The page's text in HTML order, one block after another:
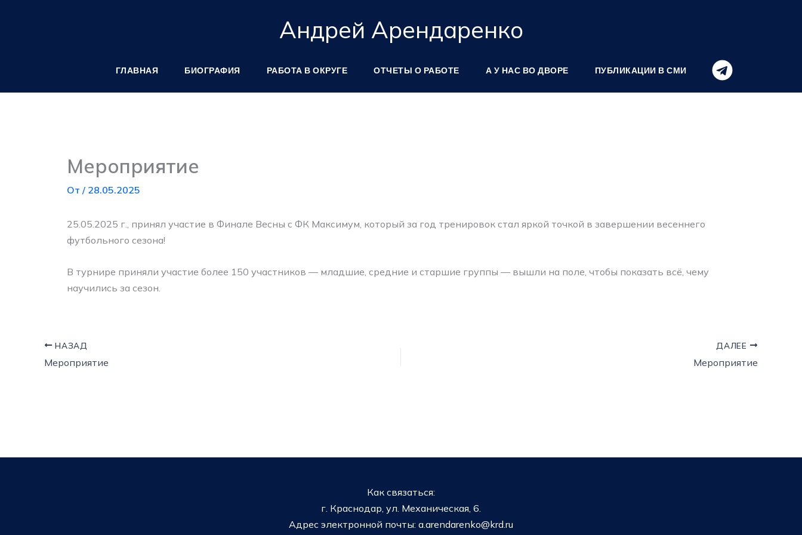
Андрей Арендаренко
ГЛАВНАЯ БИОГРАФИЯ РАБОТА В ОКРУГЕ ОТЧЕТЫ О РАБОТЕ А У НАС ВО ДВОРЕ ПУБЛИКАЦИИ В СМИ
Мероприятие
От / 28.05.2025
25.05.2025 г., принял участие в Финале Весны с ФК Максимум, который за год тренировок стал яркой точкой в завершении весеннего
футбольного сезона!
В турнире приняли участие более 150 участников — младшие, средние и старшие группы — вышли на поле, чтобы показать всё, чему
научились за сезон.
НАЗАД
Мероприятие
ДАЛЕЕ
Мероприятие
Как связаться:
г. Краснодар, ул. Механическая, 6.
Адрес электронной почты: a.arendarenko@krd.ru